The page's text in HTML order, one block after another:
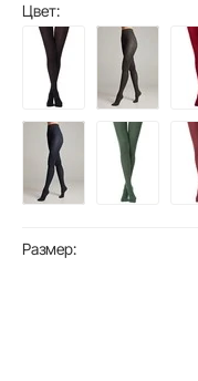
Цвет:
Размер: